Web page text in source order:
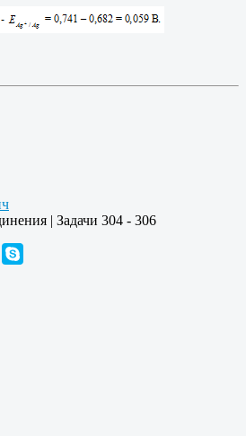
| Задачи 304 - 306